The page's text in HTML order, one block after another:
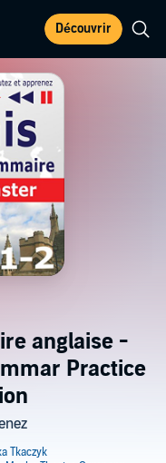
Découvrir
anglaise -
Practice